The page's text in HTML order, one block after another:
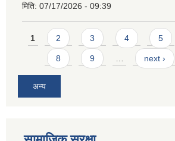
मिति: 07/17/2026 - 09:39
Pages
1 2 3 4 5
8 9 next ›
अन्य